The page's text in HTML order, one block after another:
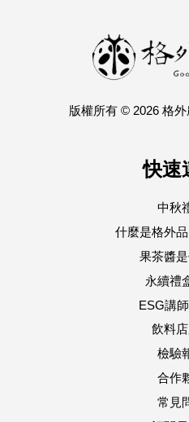
版權所有 © 2026 格
快速
中秋
什麼是格外
果茶醬
永續禮
ESG講
飲料
檢驗
合作
常見